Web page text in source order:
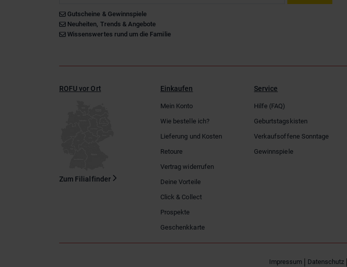
Gutscheine & Gewinnspiele
Neuheiten, Trends & Angebote
Wissenswertes rund um die Familie
ROFU vor Ort
Zum Filialfinder
Einkaufen
Mein Konto
Wie bestelle ich?
Lieferung und Kosten
Retoure
Vertrag widerrufen
Deine Vorteile
Click & Collect
Prospekte
Geschenkkarte
Service
Hilfe (FAQ)
Geburtstagskisten
Verkaufsoffene Sonntage
Gewinnspiele
Impressum Datenschutz